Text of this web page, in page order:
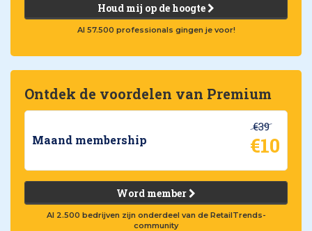
Houd mij op de hoogte
Al 57.500 professionals gingen je voor!
Ontdek de voordelen van Premium
Maand membership
€39
€10
Word member
Al 2.500 bedrijven zijn onderdeel van de RetailTrends-
community